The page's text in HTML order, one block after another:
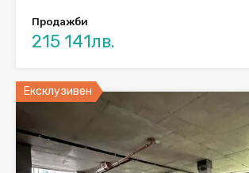
Продажби
215 141лв.
Ексклузивен